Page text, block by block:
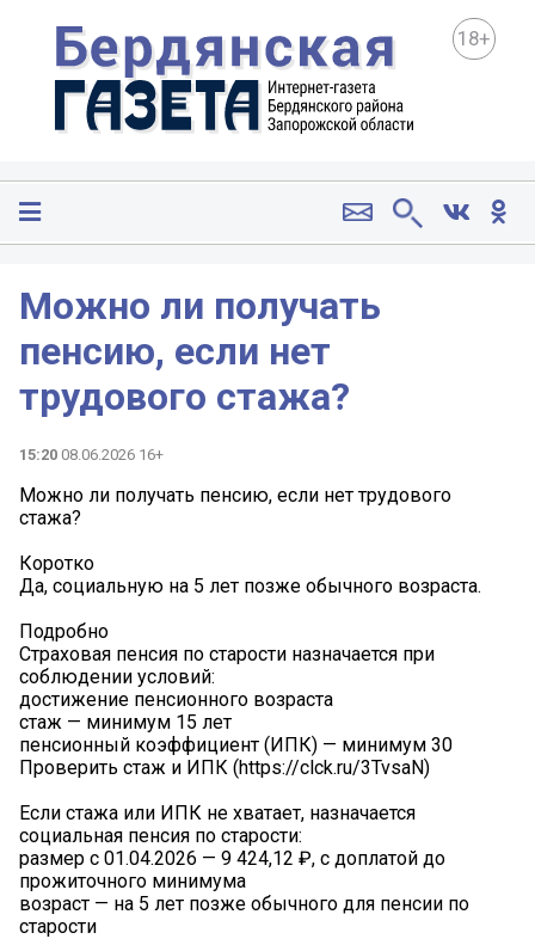
18+
Можно ли получать
пенсию, если нет
трудового стажа?
15:20 08.06.2026 16+
Можно ли получать пенсию, если нет трудового
стажа?
Коротко
Да, социальную на 5 лет позже обычного возраста.
Подробно
Страховая пенсия по старости назначается при
соблюдении условий:
достижение пенсионного возраста
стаж — минимум 15 лет
пенсионный коэффициент (ИПК) — минимум 30
Проверить стаж и ИПК (https://clck.ru/3TvsaN)
Если стажа или ИПК не хватает, назначается
социальная пенсия по старости:
размер с 01.04.2026 — 9 424,12 ₽, с доплатой до
прожиточного минимума
возраст — на 5 лет позже обычного для пенсии по
старости